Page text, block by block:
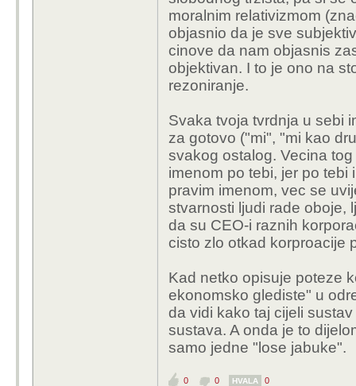
rade anti-humana
posljedicama.
I ako imaš neki
toga da su CEOi svih
široko (za razliku od
se donekle držali
naobrazbe, i zašto se
pročitati (ili već jesam).
No, ono što je bitno -
Metaverse, sada
Polymarket. Jesmo li
dvije kompanije
klađenje, čak i na
"u
regulirano i većinom
https://
working-with-
Evo, možemo li se
pa se onda postavlja
moralnim relativizmom
objasnio da je sve
cinove da nam objasnis
objektivan. I to je ono na
rezoniranje.
Svaka tvoja tvrdnja u sebi
za gotovo ("mi", "mi kao
svakog ostalog. Vecina
imenom po tebi, jer po
pravim imenom, vec se
stvarnosti ljudi rade oboje,
da su CEO-i raznih
cisto zlo otkad korproacije
Kad netko opisuje poteze
ekonomsko glediste" u
da vidi kako taj cijeli
sustava. A onda je to
samo jedne "lose jabuke".
0 0 HVALA 0